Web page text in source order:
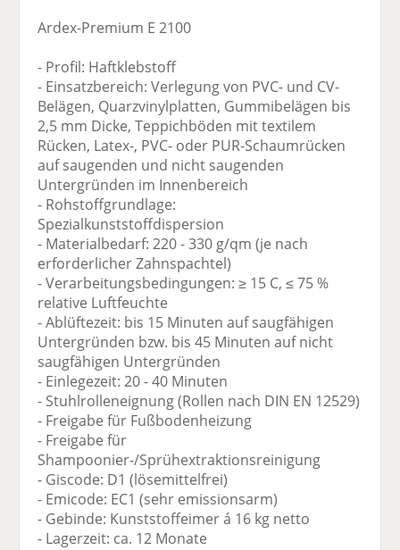
Ardex-Premium E 2100
- Profil: Haftklebstoff
- Einsatzbereich: Verlegung von PVC- und CV-
Belägen, Quarzvinylplatten, Gummibelägen bis
2,5 mm Dicke, Teppichböden mit textilem
Rücken, Latex-, PVC- oder PUR-Schaumrücken
auf saugenden und nicht saugenden
Untergründen im Innenbereich
- Rohstoffgrundlage:
Spezialkunststoffdispersion
- Materialbedarf: 220 - 330 g/qm (je nach
erforderlicher Zahnspachtel)
- Verarbeitungsbedingungen: ≥ 15 C, ≤ 75 %
relative Luftfeuchte
- Ablüftezeit: bis 15 Minuten auf saugfähigen
Untergründen bzw. bis 45 Minuten auf nicht
saugfähigen Untergründen
- Einlegezeit: 20 - 40 Minuten
- Stuhlrolleneignung (Rollen nach DIN EN 12529)
- Freigabe für Fußbodenheizung
- Freigabe für
Shampoonier-/Sprühextraktionsreinigung
- Giscode: D1 (lösemittelfrei)
- Emicode: EC1 (sehr emissionsarm)
- Gebinde: Kunststoffeimer á 16 kg netto
- Lagerzeit: ca. 12 Monate